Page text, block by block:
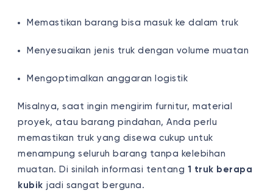
Memastikan barang bisa masuk ke dalam truk
Menyesuaikan jenis truk dengan volume muatan
Mengoptimalkan anggaran logistik
Misalnya, saat ingin mengirim furnitur, material
proyek, atau barang pindahan, Anda perlu
memastikan truk yang disewa cukup untuk
menampung seluruh barang tanpa kelebihan
muatan. Di sinilah informasi tentang 1 truk berapa
kubik jadi sangat berguna.